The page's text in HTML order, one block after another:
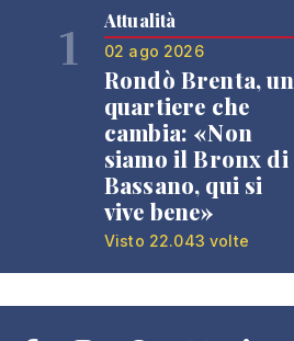
1 Attualità
02 ago 2026
Rondò Brenta, un
quartiere che
cambia: «Non
siamo il Bronx di
Bassano, qui si
vive bene»
Visto 22.043 volte